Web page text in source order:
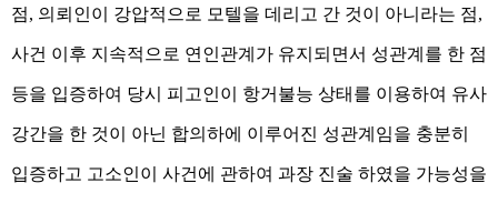
점, 의뢰인이 강압적으로 모텔을 데리고 간 것이 아니라는 점,
사건 이후 지속적으로 연인관계가 유지되면서 성관계를 한 점
등을 입증하여 당시 피고인이 항거불능 상태를 이용하여 유사
강간을 한 것이 아닌 합의하에 이루어진 성관계임을 충분히
입증하고 고소인이 사건에 관하여 과장 진술 하였을 가능성을